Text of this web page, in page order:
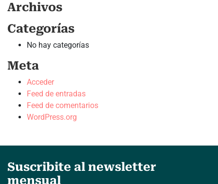
Archivos
Categorías
No hay categorías
Meta
Acceder
Feed de entradas
Feed de comentarios
WordPress.org
Suscribite al newsletter
mensual